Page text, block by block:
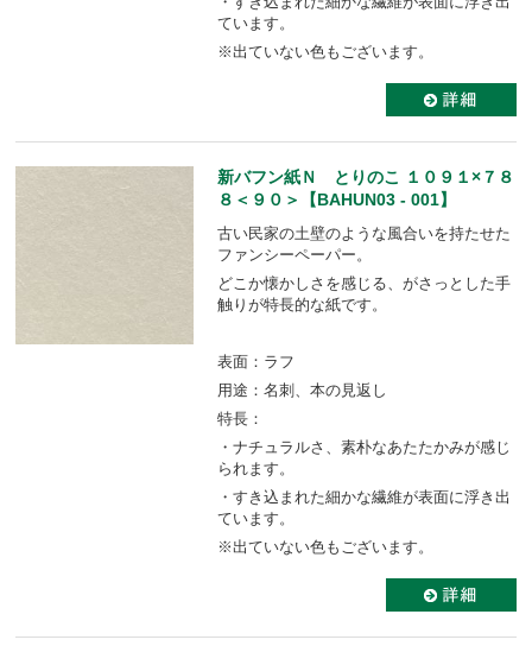
ています。
※出ていない色もございます。
新バフン紙Ｎ とりのこ １０９１×７８
８＜９０＞【BAHUN03 - 001】
古い民家の土壁のような風合いを持たせた
ファンシーペーパー。
どこか懐かしさを感じる、がさっとした手
触りが特長的な紙です。
表面：ラフ
用途：名刺、本の見返し
特長：
・ナチュラルさ、素朴なあたたかみが感じ
られます。
・すき込まれた細かな繊維が表面に浮き出
ています。
※出ていない色もございます。